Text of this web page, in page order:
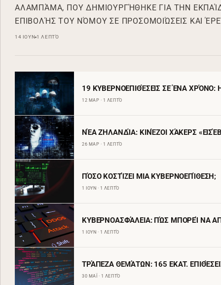
ΑΛΑΜΠΆΜΑ, ΠΟΥ ΔΗΜΙΟΥΡΓΉΘΗΚΕ ΓΙΑ ΤΗΝ
ΕΠΙΒΟΛΉΣ ΤΟΥ ΝΌΜΟΥ ΣΕ ΠΡΟΣΟΜΟΙΏΣΕΙΣ ΚΑΙ
14 ΙΟΥΝ 1 ΛΕΠΤΌ
19 ΚΥΒΕΡΝΟΕΠΙΘΈΣΕΙΣ ΣΕ ΈΝΑ
12 ΜΑΡ · 1 ΛΕΠΤΌ
ΝΈΑ ΖΗΛΑΝΔΊΑ: ΚΙΝΈΖΟΙ ΧΆΚΕΡΣ
26 ΜΑΡ · 1 ΛΕΠΤΌ
ΠΌΣΟ ΚΟΣΤΊΖΕΙ ΜΙΑ ΚΥΒΕΡΝΟΕΠΊΘΕΣΗ;
1 ΙΟΥΝ · 1 ΛΕΠΤΌ
ΚΥΒΕΡΝΟΑΣΦΆΛΕΙΑ: ΠΏΣ ΜΠΟΡΕΊ ΝΑ
1 ΙΟΥΝ · 1 ΛΕΠΤΌ
ΤΡΆΠΕΖΑ ΘΕΜΆΤΩΝ: 165 ΕΚΑΤ.
30 ΜΑΪ · 1 ΛΕΠΤΌ